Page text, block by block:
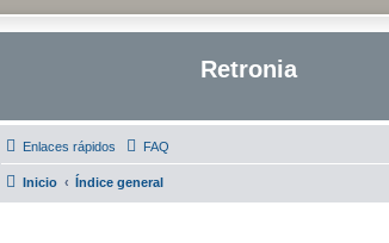
Retronia
Enlaces rápidos FAQ
Inicio Índice general